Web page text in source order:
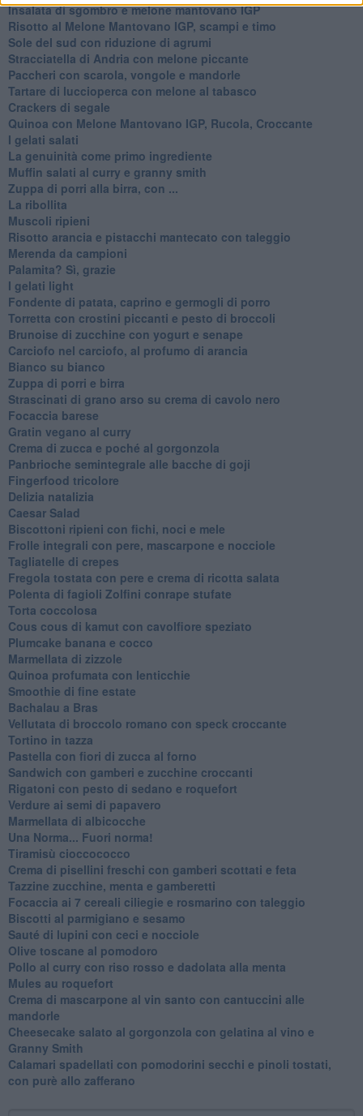
Insalata di sgombro e melone mantovano IGP
Risotto al Melone Mantovano IGP, scampi e timo
Sole del sud con riduzione di agrumi
Stracciatella di Andria con melone piccante
Paccheri con scarola, vongole e mandorle
Tartare di luccioperca con melone al tabasco
Crackers di segale
Quinoa con Melone Mantovano IGP, Rucola, Croccante
I gelati salati
La genuinità come primo ingrediente
Muffin salati al curry e granny smith
Zuppa di porri alla birra, con ...
La ribollita
Muscoli ripieni
Risotto arancia e pistacchi mantecato con taleggio
Merenda da campioni
Palamita? Sì, grazie
I gelati light
Fondente di patata, caprino e germogli di porro
Torretta con crostini piccanti e pesto di broccoli
Brunoise di zucchine con yogurt e senape
Carciofo nel carciofo, al profumo di arancia
Bianco su bianco
Zuppa di porri e birra
Strascinati di grano arso su crema di cavolo nero
Focaccia barese
Gratin vegano al curry
Crema di zucca e poché al gorgonzola
Panbrioche semintegrale alle bacche di goji
Fingerfood tricolore
Delizia natalizia
Caesar Salad
Biscottoni ripieni con fichi, noci e mele
Frolle integrali con pere, mascarpone e nocciole
Tagliatelle di crepes
Fregola tostata con pere e crema di ricotta salata
Polenta di fagioli Zolfini conrape stufate
Torta coccolosa
Cous cous di kamut con cavolfiore speziato
Plumcake banana e cocco
Marmellata di zizzole
Quinoa profumata con lenticchie
Smoothie di fine estate
Bachalau a Bras
Vellutata di broccolo romano con speck croccante
Tortino in tazza
Pastella con fiori di zucca al forno
Sandwich con gamberi e zucchine croccanti
Rigatoni con pesto di sedano e roquefort
Verdure ai semi di papavero
Marmellata di albicocche
Una Norma... Fuori norma!
Tiramisù cioccococco
Crema di pisellini freschi con gamberi scottati e feta
Tazzine zucchine, menta e gamberetti
Focaccia ai 7 cereali ciliegie e rosmarino con taleggio
Biscotti al parmigiano e sesamo
Sauté di lupini con ceci e nocciole
Olive toscane al pomodoro
Pollo al curry con riso rosso e dadolata alla menta
Mules au roquefort
Crema di mascarpone al vin santo con cantuccini alle
mandorle
Cheesecake salato al gorgonzola con gelatina al vino e
Granny Smith
Calamari spadellati con pomodorini secchi e pinoli tostati,
con purè allo zafferano